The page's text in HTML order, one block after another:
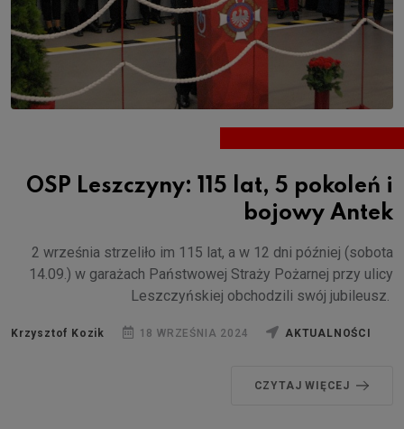
OSP Leszczyny: 115 lat, 5 pokoleń i
bojowy Antek
2 września strzeliło im 115 lat, a w 12 dni później (sobota
14.09.) w garażach Państwowej Straży Pożarnej przy ulicy
Leszczyńskiej obchodzili swój jubileusz.
Krzysztof Kozik 18 WRZEŚNIA 2024 AKTUALNOŚCI
CZYTAJ WIĘCEJ